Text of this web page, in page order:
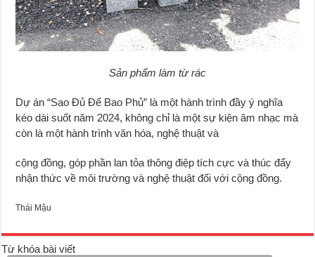
Sản phẩm làm từ rác
Dự án “Sao Đủ Để Bao Phủ” là một hành trình đầy ý nghĩa
kéo dài suốt năm 2024, không chỉ là một sự kiện âm nhạc mà
còn là một hành trình văn hóa, nghệ thuật và
cộng đồng, góp phần lan tỏa thông điệp tích cực và thúc đẩy
nhận thức về môi trường và nghệ thuật đối với cộng đồng.
Thái Mậu
Từ khóa bài viết